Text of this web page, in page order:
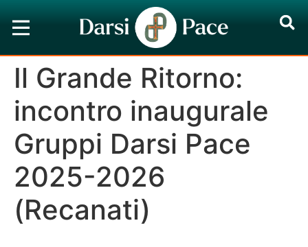
Il Grande Ritorno:
incontro inaugurale
Gruppi Darsi Pace
2025-2026
(Recanati)